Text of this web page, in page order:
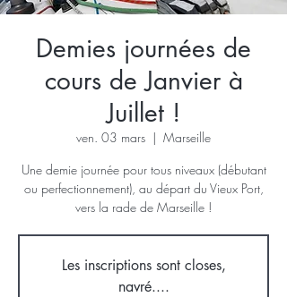
Demies journées de
cours de Janvier à
Juillet !
ven. 03 mars
  |
Marseille
Une demie journée pour tous niveaux (débutant
ou perfectionnement), au départ du Vieux Port,
vers la rade de Marseille !
Les inscriptions sont closes,
navré....